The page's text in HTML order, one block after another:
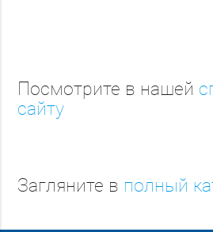
Посмотрите в нашей
сайту
Загляните в полный